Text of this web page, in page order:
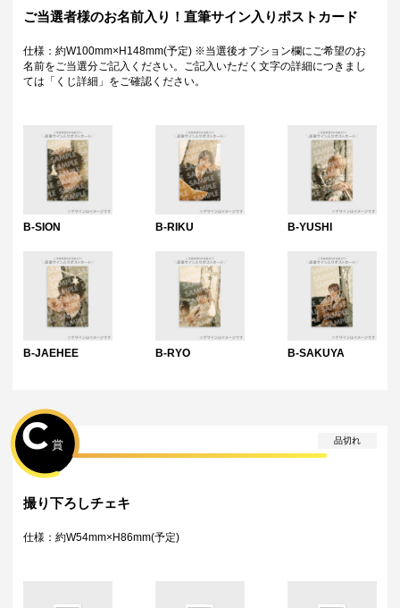
・製造に伴い発生した製品イメージを大きく損なわない程度の微細なキ
ズ・縫製・糸くずなどに関しましては交換対象外となります。
ん。
・一部の景品は希望景品の選択や希望の宛名を入力（オプション登録）
する必要がございます。期限内に登録いただけなかった場合、ご希望の
・サイン入り景品とサインなし景品は別配送となる場合がございます。
・製作状況や天候状況によりくじページに記載のお届け目安から前後し
た配送となる場合がございます。
・弊社指定の配送業者から発送させていただくため、配送業者および配
送方法はお選びいただくことができません。
・景品の発送は日本国内に限らせていただきます。海外への発送は出来
かねますのであらかじめご了承ください。
特典について
・特典はございません。
Wチャンス賞について
・Wチャンス賞はございません。
ご当選者様のお名前入り！直筆サイン入りポストカード
仕様：約W100mm×H148mm(予定) ※当選後オプション欄にご希望のお
名前をご当選分ご記入ください。ご記入いただく文字の詳細につきまし
ては「くじ詳細」をご確認ください。
B-SION B-RIKU B-YUSHI
B-JAEHEE B-RYO B-SAKUYA
品切れ
C 賞
撮り下ろしチェキ
仕様：約W54mm×H86mm(予定)